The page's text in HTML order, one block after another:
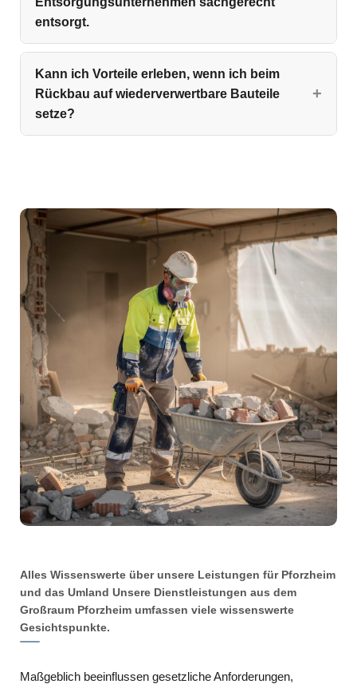
entsorgt.
Kann ich Vorteile erleben, wenn ich beim
Rückbau auf wiederverwertbare Bauteile
setze?
Alles Wissenswerte über unsere Leistungen für Pforzheim
und das Umland Unsere Dienstleistungen aus dem
Großraum Pforzheim umfassen viele wissenswerte
Gesichtspunkte.
Maßgeblich beeinflussen gesetzliche Anforderungen,